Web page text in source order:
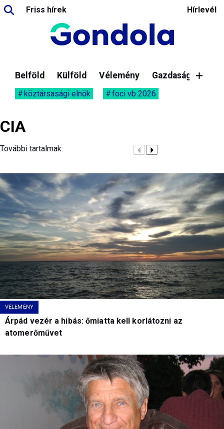
Friss hírek Hírlevél
Belföld Külföld Vélemény Gazdaság
köztársasági elnök foci vb 2026
CIA
További tartalmak:
VÉLEMÉNY
Árpád vezér a hibás: őmiatta kell korlátozni az
atomerőművet